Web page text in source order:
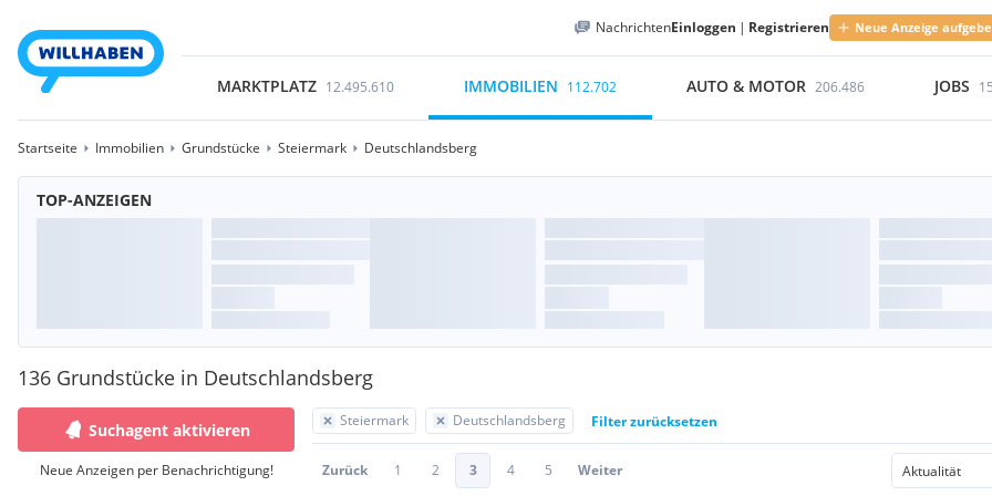
NachrichtenEinloggen | Registrieren Neue Anzeige
MARKTPLATZ 12.495.610 IMMOBILIEN 112.702 AUTO & MOTOR 206.486 JOBS
Startseite Immobilien Grundstücke Steiermark Deutschlandsberg
TOP-ANZEIGEN
136 Grundstücke in Deutschlandsberg
Suchagent aktivieren
Neue Anzeigen per Benachrichtigung!
Steiermark Deutschlandsberg Filter zurücksetzen
Zurück 1 2 3 4 5 Weiter